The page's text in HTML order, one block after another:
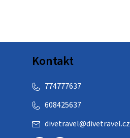
Kontakt
divetravel@divetravel.cz
608425637
774777637